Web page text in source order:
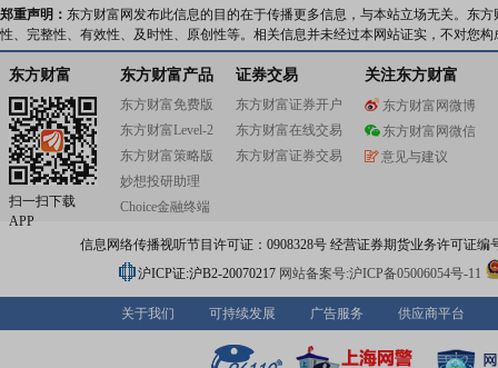
务院国资委优秀“科改示范企业”。
郑重声明： 东方财富网发布此信息的目的在于传播更多信息，与本站立场无关。东
性、完整性、有效性、及时性、原创性等。相关信息并未经过本网站证实，不对您
东方财富
扫一扫下载
APP
东方财富产品
东方财富免费版
东方财富Level-2
东方财富策略版
妙想投研助理
Choice金融终端
证券交易
东方财富证券开户
东方财富在线交易
东方财富证券交易
关注东方财富
东方财富网微博
东方财富网微信
意见与建议
信息网络传播视听节目许可证：0908328号 经营证券期货业务许可证编
沪ICP证:沪B2-20070217 网站备案号:沪ICP备05006054号-11
关于我们 可持续发展 广告服务 供应商平台